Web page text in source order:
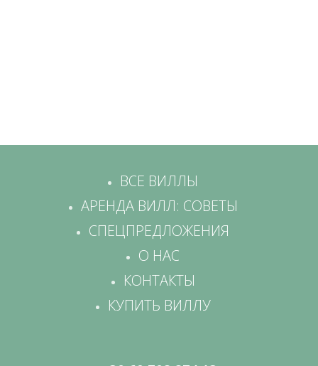
ВСЕ ВИЛЛЫ
АРЕНДА ВИЛЛ: СОВЕТЫ
СПЕЦПРЕДЛОЖЕНИЯ
О НАС
КОНТАКТЫ
КУПИТЬ ВИЛЛУ